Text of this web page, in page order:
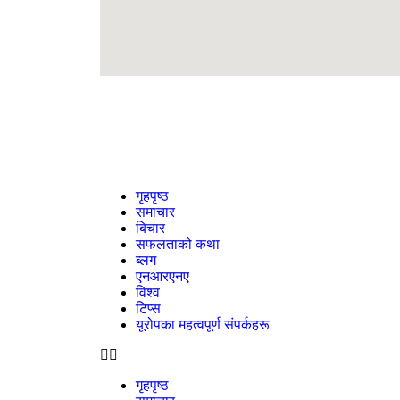
गृहपृष्ठ
समाचार
बिचार
सफलताको कथा
ब्लग
एनआरएनए
विश्व
टिप्स
यूरोपका महत्वपूर्ण संपर्कहरू
गृहपृष्ठ